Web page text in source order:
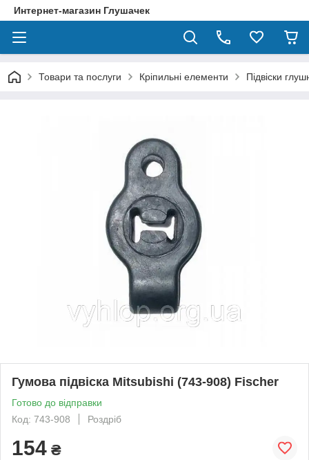
Интернет-магазин Глушачек
Товари та послуги Кріпильні елементи Підвіски
Гумова підвіска Mitsubishi (743-908) Fischer
Готово до відправки
Код: 743-908
Роздріб
154 ₴